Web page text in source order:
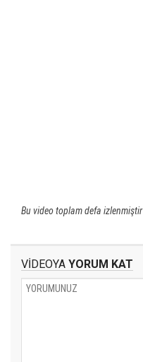
Bu video toplam defa izlenmiştir
VİDEOYA YORUM KAT